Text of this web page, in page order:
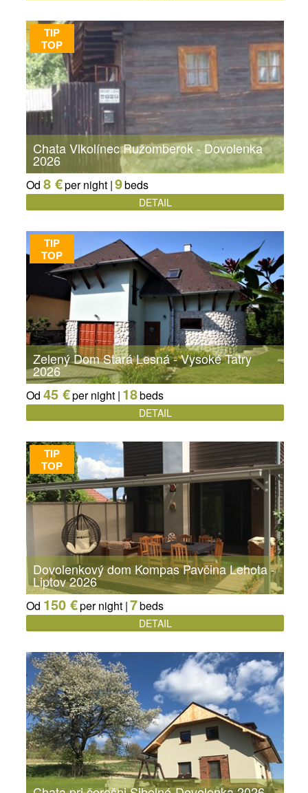
TIP
TOP
Chata Vlkolínec Ružomberok - Dovolenka
2026
Od 8 €per night |9beds
DETAIL
TIP
TOP
Zelený Dom Stará Lesná - Vysoké Tatry
2026
Od 45 €per night | 18beds
DETAIL
TIP
TOP
Dovolenkový dom Kompas Pavčina Lehota -
Liptov 2026
Od 150 €per night |7beds
DETAIL